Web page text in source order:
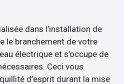
dans l’installation de
le branchement de votre
électrique et s’occupe de
Ceci vous
d’esprit durant la mise